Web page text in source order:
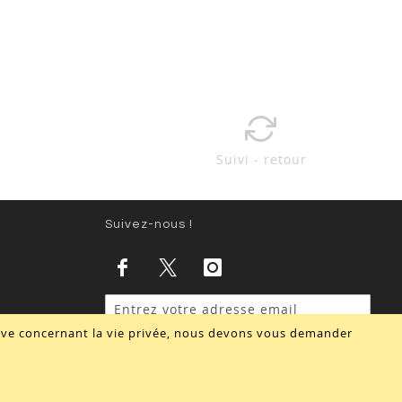
concernant la vie privée, nous devons vous demander
Suivi - retour
Suivez-nous !
Valider